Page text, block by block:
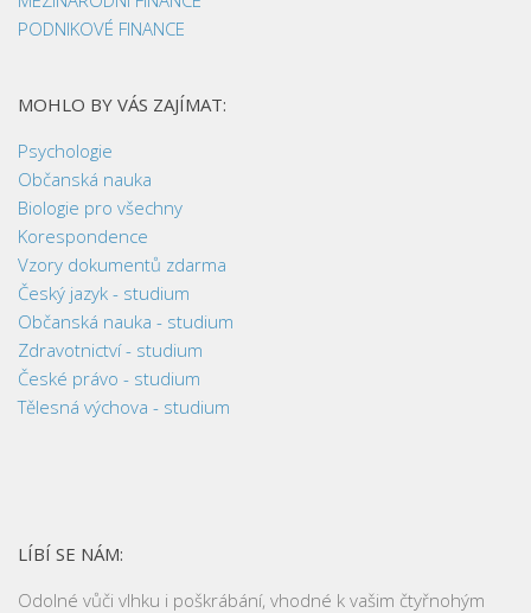
PODNIKOVÉ FINANCE
MOHLO BY VÁS ZAJÍMAT:
Psychologie
Občanská nauka
Biologie pro všechny
Korespondence
Vzory dokumentů zdarma
Český jazyk - studium
Občanská nauka - studium
Zdravotnictví - studium
České právo - studium
Tělesná výchova - studium
LÍBÍ SE NÁM:
Odolné vůči vlhku i poškrábání, vhodné k vašim čtyřnohým